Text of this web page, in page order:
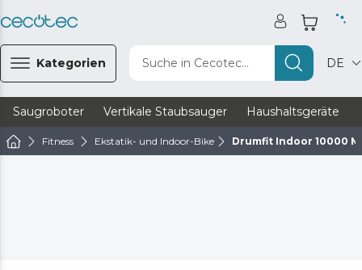
Kategorien Suche in Cecotec... DE
Saugroboter Vertikale Staubsauger Haushaltsgeräte
Fitness Ekstatik- und Indoor-Bike Drumfit Indoor 10000